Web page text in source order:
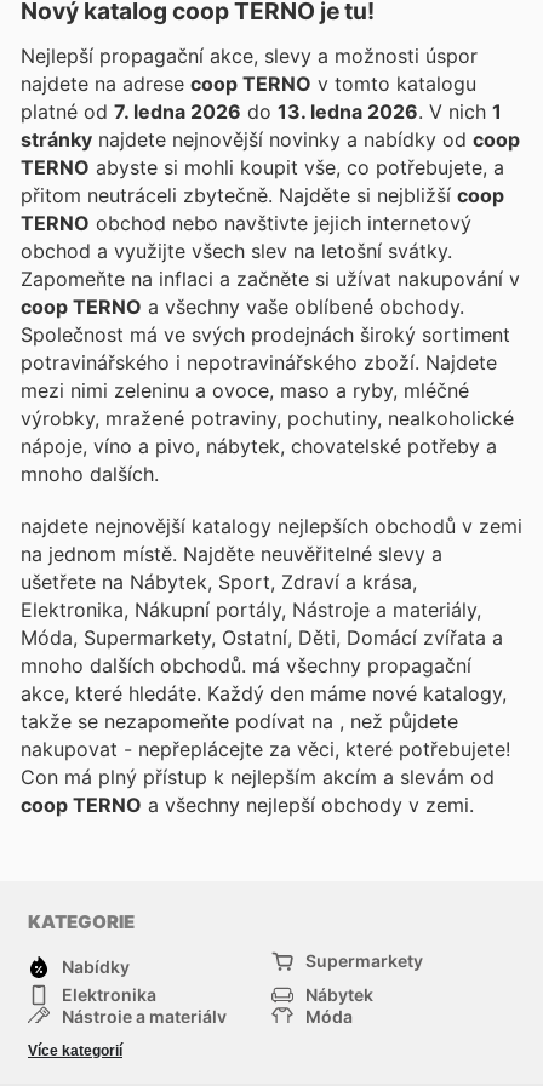
Nový katalog coop TERNO je tu!
Nejlepší propagační akce, slevy a možnosti úspor
najdete na adrese coop TERNO v tomto katalogu
platné od 7. ledna 2026 do 13. ledna 2026 . V nich 1
stránky najdete nejnovější novinky a nabídky od coop
TERNO abyste si mohli koupit vše, co potřebujete, a
přitom neutráceli zbytečně. Najděte si nejbližší coop
TERNO obchod nebo navštivte jejich internetový
obchod a využijte všech slev na letošní svátky.
Zapomeňte na inflaci a začněte si užívat nakupování v
coop TERNO a všechny vaše oblíbené obchody.
Společnost má ve svých prodejnách široký sortiment
potravinářského i nepotravinářského zboží. Najdete
mezi nimi zeleninu a ovoce, maso a ryby, mléčné
výrobky, mražené potraviny, pochutiny, nealkoholické
nápoje, víno a pivo, nábytek, chovatelské potřeby a
mnoho dalších.
najdete nejnovější katalogy nejlepších obchodů v zemi
na jednom místě. Najděte neuvěřitelné slevy a
ušetřete na Nábytek, Sport, Zdraví a krása,
Elektronika, Nákupní portály, Nástroje a materiály,
Móda, Supermarkety, Ostatní, Děti, Domácí zvířata a
mnoho dalších obchodů. má všechny propagační
akce, které hledáte. Každý den máme nové katalogy,
takže se nezapomeňte podívat na , než půjdete
nakupovat - nepřeplácejte za věci, které potřebujete!
Con má plný přístup k nejlepším akcím a slevám od
coop TERNO a všechny nejlepší obchody v zemi.
KATEGORIE
Nabídky
Supermarkety
Elektronika
Nábytek
Nástroje a materiály
Móda
Děti
Více kategorií